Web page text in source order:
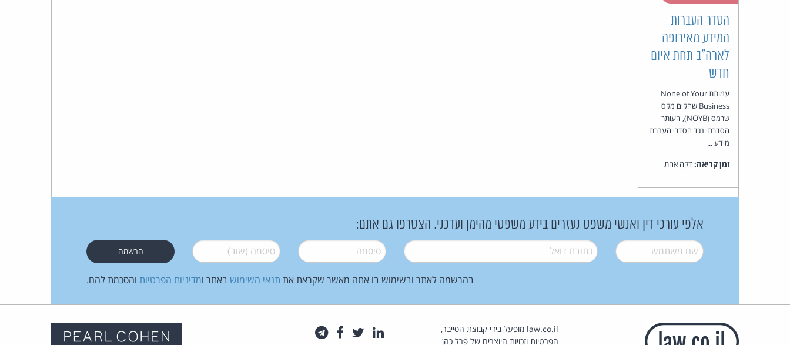
הסדר העברות
המידע מאירופה
לארה"ב תחת איום
חדש
עמותת None of Your
Business שהקים מקס
שרמס (NOYB), העותר
הסדרתי נגד הסדרי העברת
מידע ...
זמן קריאה:דקה אחת
אלפי עורכי דין ואנשי משפט נעזרים בידע משפטי מהימן ועדכני. הצטרפו גם אתם:
שם משתמש* דואל* סיסמה* סיסמה (שוב)*
בהרשמה לאתר ובשימוש בו אתה מאשר שקראת את תנאי השימוש באתר ומדיניות הפרטיות והסכמת להם.
law.co.il מופעל בידי קבוצת הסייבר,
הפרטיות וזכויות היוצרים של פרל כהן
לינקדאין
טוויטרפייסבוק